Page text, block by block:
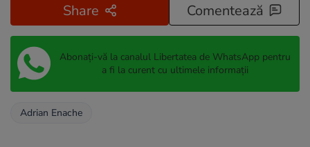
Share Comentează
Abonați-vă la canalul Libertatea de WhatsApp pentru
a fi la curent cu ultimele informații
Adrian Enache